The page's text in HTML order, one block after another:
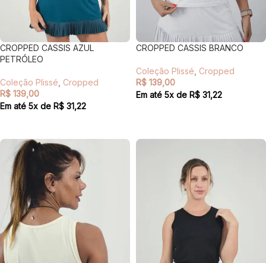
CROPPED CASSIS AZUL
PETRÓLEO
Coleção Plissé Cropped
R$ 139,00
Em até 5x de R$ 31,22
CROPPED CASSIS BRANCO
Coleção Plissé Cropped
R$ 139,00
Em até 5x de R$ 31,22